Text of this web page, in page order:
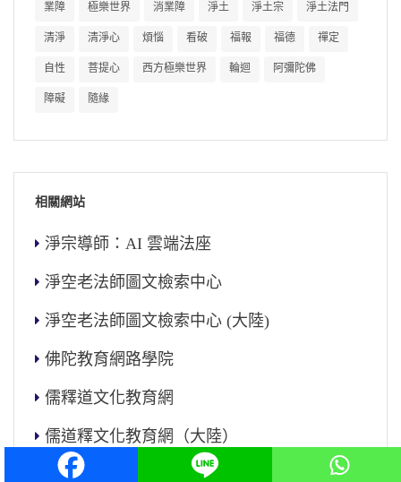
業障 極樂世界 消業障 淨土 淨土宗 淨土法門
清淨 清淨心 煩惱 看破 福報 福德 禪定
自性 菩提心 西方極樂世界 輪迴 阿彌陀佛
障礙 隨緣
相關網站
淨宗導師：AI 雲端法座
淨空老法師圖文檢索中心
淨空老法師圖文檢索中心 (大陸)
佛陀教育網路學院
儒釋道文化教育網
儒道釋文化教育網（大陸）
華藏淨宗弘化網